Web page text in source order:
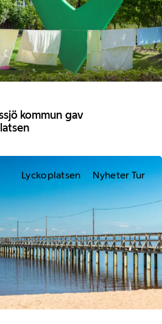
kommun gav
Lyckoplatsen Nyheter Tur